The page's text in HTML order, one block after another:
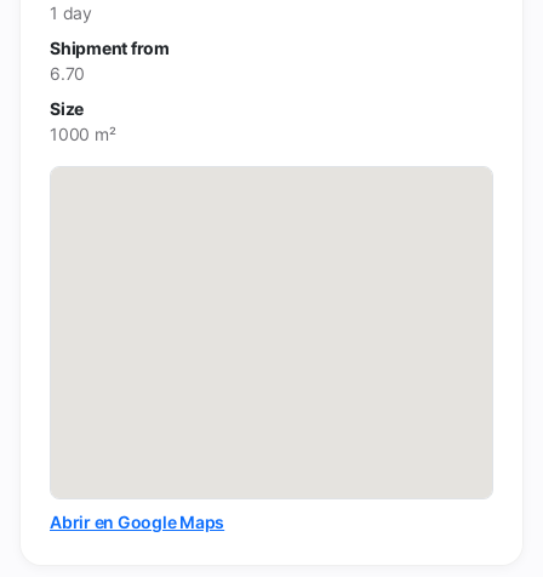
1 day
Shipment from
6.70
Size
1000 m²
Abrir en Google Maps